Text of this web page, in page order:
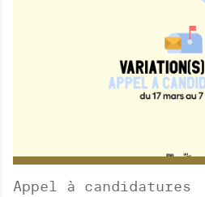
Appel à candidatures